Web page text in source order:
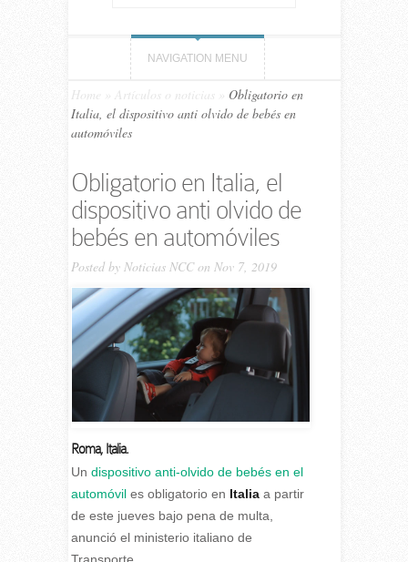
NAVIGATION MENU
Home Artículos o noticias
Obligatorio en
Italia, el dispositivo anti olvido de bebés en
automóviles
Obligatorio en Italia, el
dispositivo anti olvido de
bebés en automóviles
Posted by Noticias NCCon Nov 7, 2019
Roma, Italia.
Un dispositivo anti-olvido de bebés en el
automóviles obligatorio en Italiaa partir
de este jueves bajo pena de multa,
anunció el ministerio italiano de